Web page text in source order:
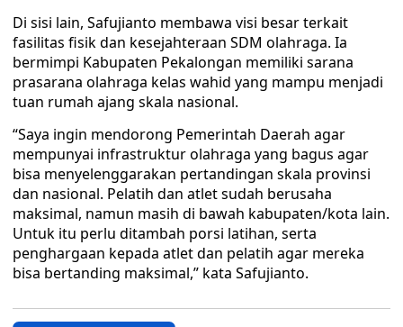
Di sisi lain, Safujianto membawa visi besar terkait
fasilitas fisik dan kesejahteraan SDM olahraga. Ia
bermimpi Kabupaten Pekalongan memiliki sarana
prasarana olahraga kelas wahid yang mampu menjadi
tuan rumah ajang skala nasional.
“Saya ingin mendorong Pemerintah Daerah agar
mempunyai infrastruktur olahraga yang bagus agar
bisa menyelenggarakan pertandingan skala provinsi
dan nasional. Pelatih dan atlet sudah berusaha
maksimal, namun masih di bawah kabupaten/kota lain.
Untuk itu perlu ditambah porsi latihan, serta
penghargaan kepada atlet dan pelatih agar mereka
bisa bertanding maksimal,” kata Safujianto.